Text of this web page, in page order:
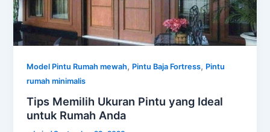
Model Pintu Rumah mewah, Pintu Baja Fortress, Pintu
rumah minimalis
Tips Memilih Ukuran Pintu yang Ideal
untuk Rumah Anda